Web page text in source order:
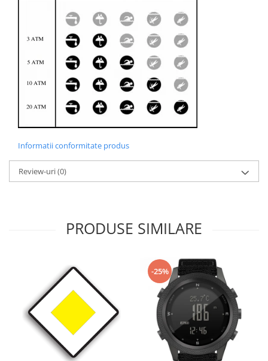
Informatii conformitate produs
Review-uri(0)
PRODUSE SIMILARE
-25%